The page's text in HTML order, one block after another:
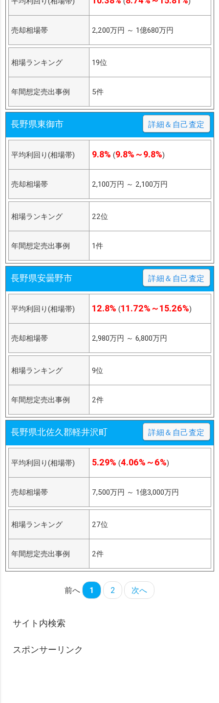
売却相場帯 2,200万円 ～ 1億680万円
相場ランキング 19位
年間想定売出事例 5件
長野県東御市 詳細＆自己査定
平均利回り(相場帯) 9.8% (9.8%～9.8%)
売却相場帯 2,100万円 ～ 2,100万円
相場ランキング 22位
年間想定売出事例 1件
長野県安曇野市 詳細＆自己査定
平均利回り(相場帯) 12.8% (11.72%～15.26%)
売却相場帯 2,980万円 ～ 6,800万円
相場ランキング 9位
年間想定売出事例 2件
長野県北佐久郡軽井沢町 詳細＆自己査定
平均利回り(相場帯) 5.29% (4.06%～6%)
売却相場帯 7,500万円 ～ 1億3,000万円
相場ランキング 27位
年間想定売出事例 2件
前へ 1 2 次へ
サイト内検索
スポンサーリンク